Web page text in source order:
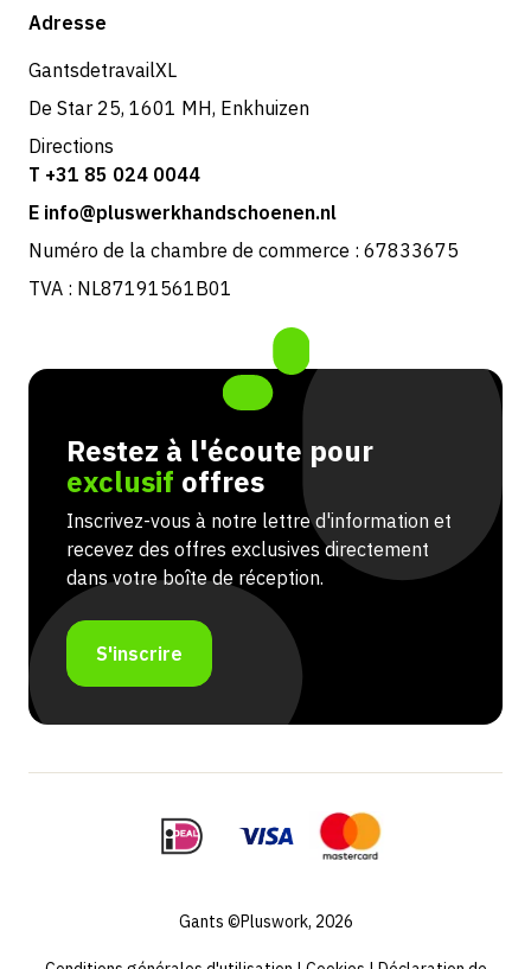
Retours et service
Boutique
Adresse
GantsdetravailXL
De Star 25, 1601 MH, Enkhuizen
Directions
T +31 85 024 0044
E info@pluswerkhandschoenen.nl
Numéro de la chambre de commerce : 67833675
TVA : NL87191561B01
Restez à l'écoute pour
exclusif offres
Inscrivez-vous à notre lettre d'information et
recevez des offres exclusives directement
dans votre boîte de réception.
S'inscrire
Gants ©Pluswork, 2026